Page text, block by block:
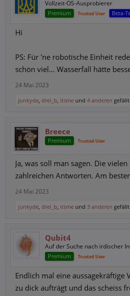
Vollzeit-OS-Ausprobierer
Premium Trusted User Beta-
Hi
PS: Für 'ne robotische Einheit
schön viel... Wasserfall hätte
24 Mai 2023
junkyde, drei_b, itsme und 4 anderen gefällt
Breece
Premium Trusted User
Ja, was soll man sagen. Die
zahlreichen Antworten. Am
24 Mai 2023
junkyde, drei_b, itsme und 3 anderen gefällt
Qubit4
Auf der Suche nach irdischer
Premium Trusted User
Endlich mal eine aussagekräftige
zu dick aufträgt und das scheiss